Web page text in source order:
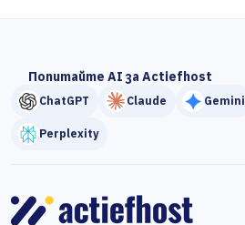
Попитайте AI за Actiefhost
ChatGPT Claude Gemini
Perplexity